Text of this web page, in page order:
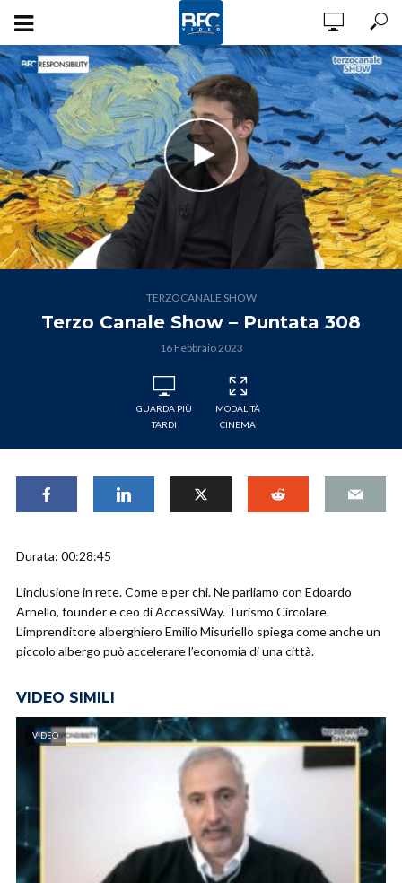
TERZOCANALE SHOW
Terzo Canale Show – Puntata 308
16 Febbraio 2023
GUARDA PIÙ
TARDI
MODALITÀ
CINEMA
Durata: 00:28:45
L’inclusione in rete. Come e per chi. Ne parliamo con Edoardo
Arnello, founder e ceo di AccessiWay. Turismo Circolare.
L’imprenditore alberghiero Emilio Misuriello spiega come anche un
piccolo albergo può accelerare l’economia di una città.
VIDEO SIMILI
VIDEO